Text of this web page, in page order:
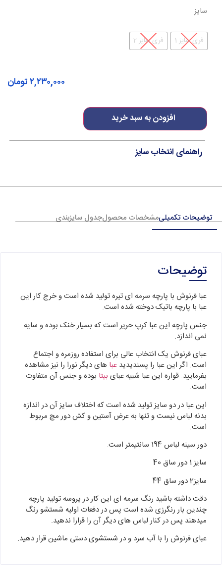
سایز
فری سایز 1 فری سایز 2
افزودن به سبد خرید
۲,۲۳۰,۰۰۰تومان
راهنمای انتخاب سایز
توضیحات تکمیلیمشخصات محصولجدول سایزبندی
توضیحات
عبا فرنوش با پارچه سرمه ای تیره تولید شده است و خرج کار این
عبا با پارچه باتیک دوخته شده است.
جنس پارچه این عبا کرپ حریر است که بسیار خنک بوده و سایه
نمی اندازد.
عبای فرنوش یک انتخاب عالی برای استفاده روزمره و اجتماع
است. اگر این عبا را پسندیدید عبا های دیگر نورا را نیز مشاهده
بفرمایید. قواره این عبا شبیه عبای بیتا بوده و جنس آن متفاوت
است.
این عبا در دو سایز تولید شده است که اختلاف سایز آن در اندازه
بدنه لباس نیست و تنها به عرض آستین و کش دور مچ مربوط
است.
دور سینه لباس 194 سانتیمتر است.
سایز 1 دور ساق 40
سایز2 دور ساق 44
دقت داشته باشید رنگ سرمه ای این کار در پروسه تولید پارچه
چندین بار رنگرزی شده است پس در دفعات اولیه شستشو رنگ
میدهند پس در کنار لباس های دیگر آن را قرارا ندهید.
عبای فرنوش را با آب سرد و در شستشوی دستی ماشین قرار دهید.